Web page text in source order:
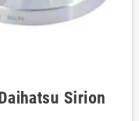
Sirion